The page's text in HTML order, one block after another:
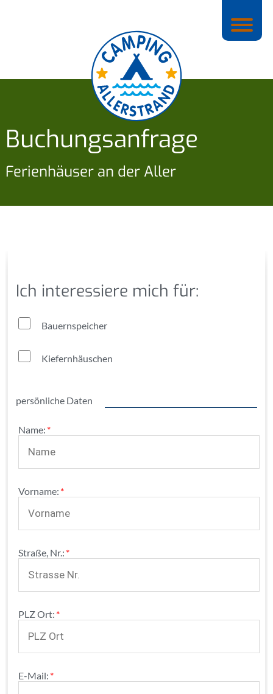
Buchungsanfrage
Ferienhäuser an der Aller
Ich interessiere mich für:
Bauernspeicher
Kiefernhäuschen
persönliche Daten
Pflichtfeld
Name: *
Pflichtfeld
Vorname: *
Pflichtfeld
Straße, Nr.: *
Pflichtfeld
PLZ Ort: *
Pflichtfeld
E-Mail: *